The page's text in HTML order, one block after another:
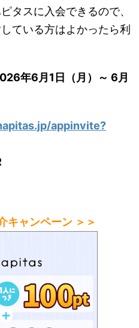
タスに入会できるので、
ている方はよかったら利
年6月1日（月）～ 6月
appinvite?
キャンペーン ＞＞